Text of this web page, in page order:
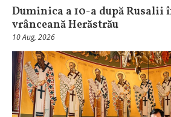
Duminica a 10-a după Rusalii
vrânceană Herăstrău
10 Aug, 2026